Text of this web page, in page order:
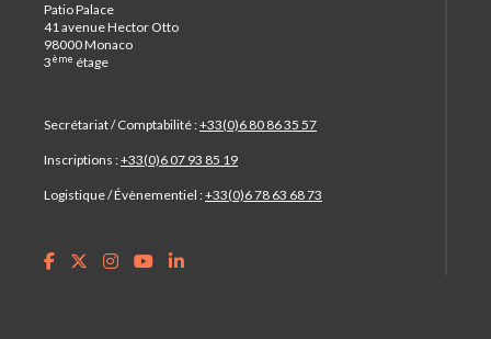
Patio Palace
41 avenue Hector Otto
98000 Monaco
3ème étage
Secrétariat / Comptabilité :+33(0)6 80 86 35 57
Inscriptions :+33(0)6 07 93 85 19
Logistique / Évènementiel :+33(0)6 78 63 68 73